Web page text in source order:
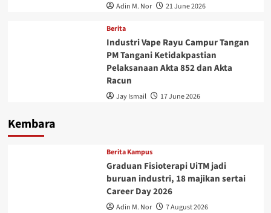
Adin M. Nor 21 June 2026
Berita
Industri Vape Rayu Campur Tangan
PM Tangani Ketidakpastian
Pelaksanaan Akta 852 dan Akta
Racun
Jay Ismail 17 June 2026
Kembara
Berita Kampus
Graduan Fisioterapi UiTM jadi
buruan industri, 18 majikan sertai
Career Day 2026
Adin M. Nor 7 August 2026